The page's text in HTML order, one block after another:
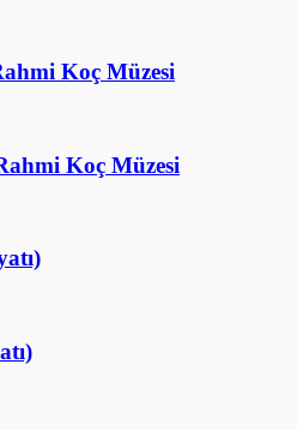
Koç Müzesi
Koç Müzesi